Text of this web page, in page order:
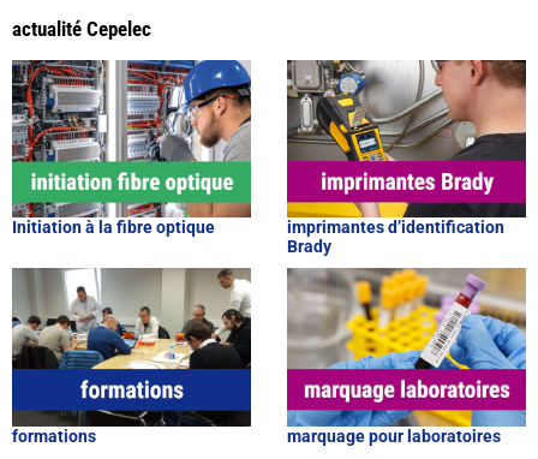
actualité Cepelec
Initiation à la fibre optique
imprimantes d’identification
Brady
formations marquage pour laboratoires